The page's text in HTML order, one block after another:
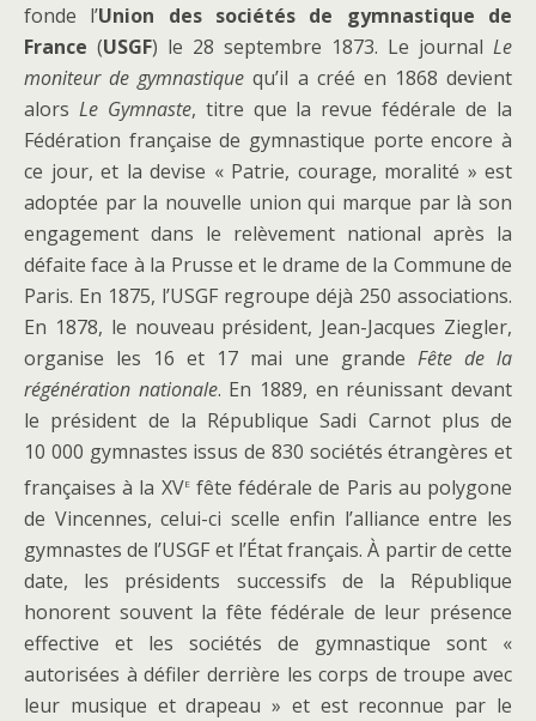
fonde l’Union des sociétés de gymnastique de
France (USGF) le 28 septembre 1873. Le journal Le
moniteur de gymnastique qu’il a créé en 1868 devient
alors Le Gymnaste, titre que la revue fédérale de la
Fédération française de gymnastique porte encore à
ce jour, et la devise « Patrie, courage, moralité » est
adoptée par la nouvelle union qui marque par là son
engagement dans le relèvement national après la
défaite face à la Prusse et le drame de la Commune de
Paris. En 1875, l’USGF regroupe déjà 250 associations.
En 1878, le nouveau président, Jean-Jacques Ziegler,
organise les 16 et 17 mai une grande Fête de la
régénération nationale. En 1889, en réunissant devant
le président de la République Sadi Carnot plus de
10 000 gymnastes issus de 830 sociétés étrangères et
françaises à la XVefête fédérale de Paris au polygone
de Vincennes, celui-ci scelle enfin l’alliance entre les
gymnastes de l’USGF et l’État français. À partir de cette
date, les présidents successifs de la République
honorent souvent la fête fédérale de leur présence
effective et les sociétés de gymnastique sont «
autorisées à défiler derrière les corps de troupe avec
leur musique et drapeau » et est reconnue par le